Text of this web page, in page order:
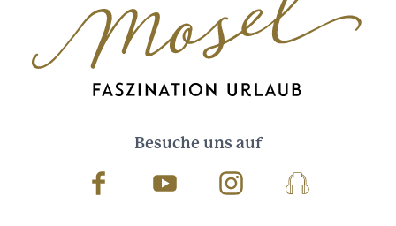
Besuche uns auf
Facebook Youtube InstagramPodcast